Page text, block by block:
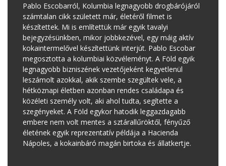
Pablo Escobarról, Kolumbia legnagyobb drogbárójáról
számtalan cikk született már, életéről filmet is
készítettek. Mi is említettük már egyik tavalyi
bejegyzésünkben, mikor jobbkezével, egy máig aktív
kokaintermelővel készítettünk interjút. Pablo Escobar
megosztotta a kolumbiai közvéleményt. A Föld egyik
legnagyobb bizniszének vezetőjeként kegyetlenül
leszámolt azokkal, akik szembe szegültek vele, a
hétköznapi életben azonban rendes családapa és
közéleti személy volt, aki ahol tudta, segítette a
szegényeket. A Föld egykor hatodik leggazdagabb
embere nem volt mentes a sztárallűröktől, fényűző
életének egyik reprezentatív példája a Hacienda
Nápoles, a kokainbáró magán birtoka és állatkertje.